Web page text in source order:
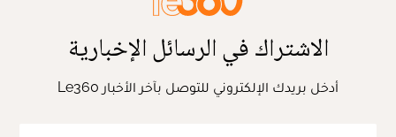
الاشتراك في الرسائل الإخبارية
أدخل بريدك الإلكتروني للتوصل بآخر الأخبار Le360